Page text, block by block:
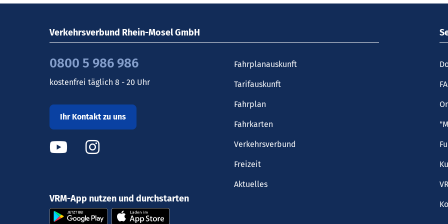
Verkehrsverbund Rhein-Mosel GmbH
0800 5 986 986
kostenfrei täglich 8 - 20 Uhr
Ihr Kontakt zu uns
VRM-App nutzen und durchstarten
Fahrplanauskunft
Tarifauskunft
Fahrplan
Fahrkarten
Verkehrsverbund
Freizeit
Aktuelles